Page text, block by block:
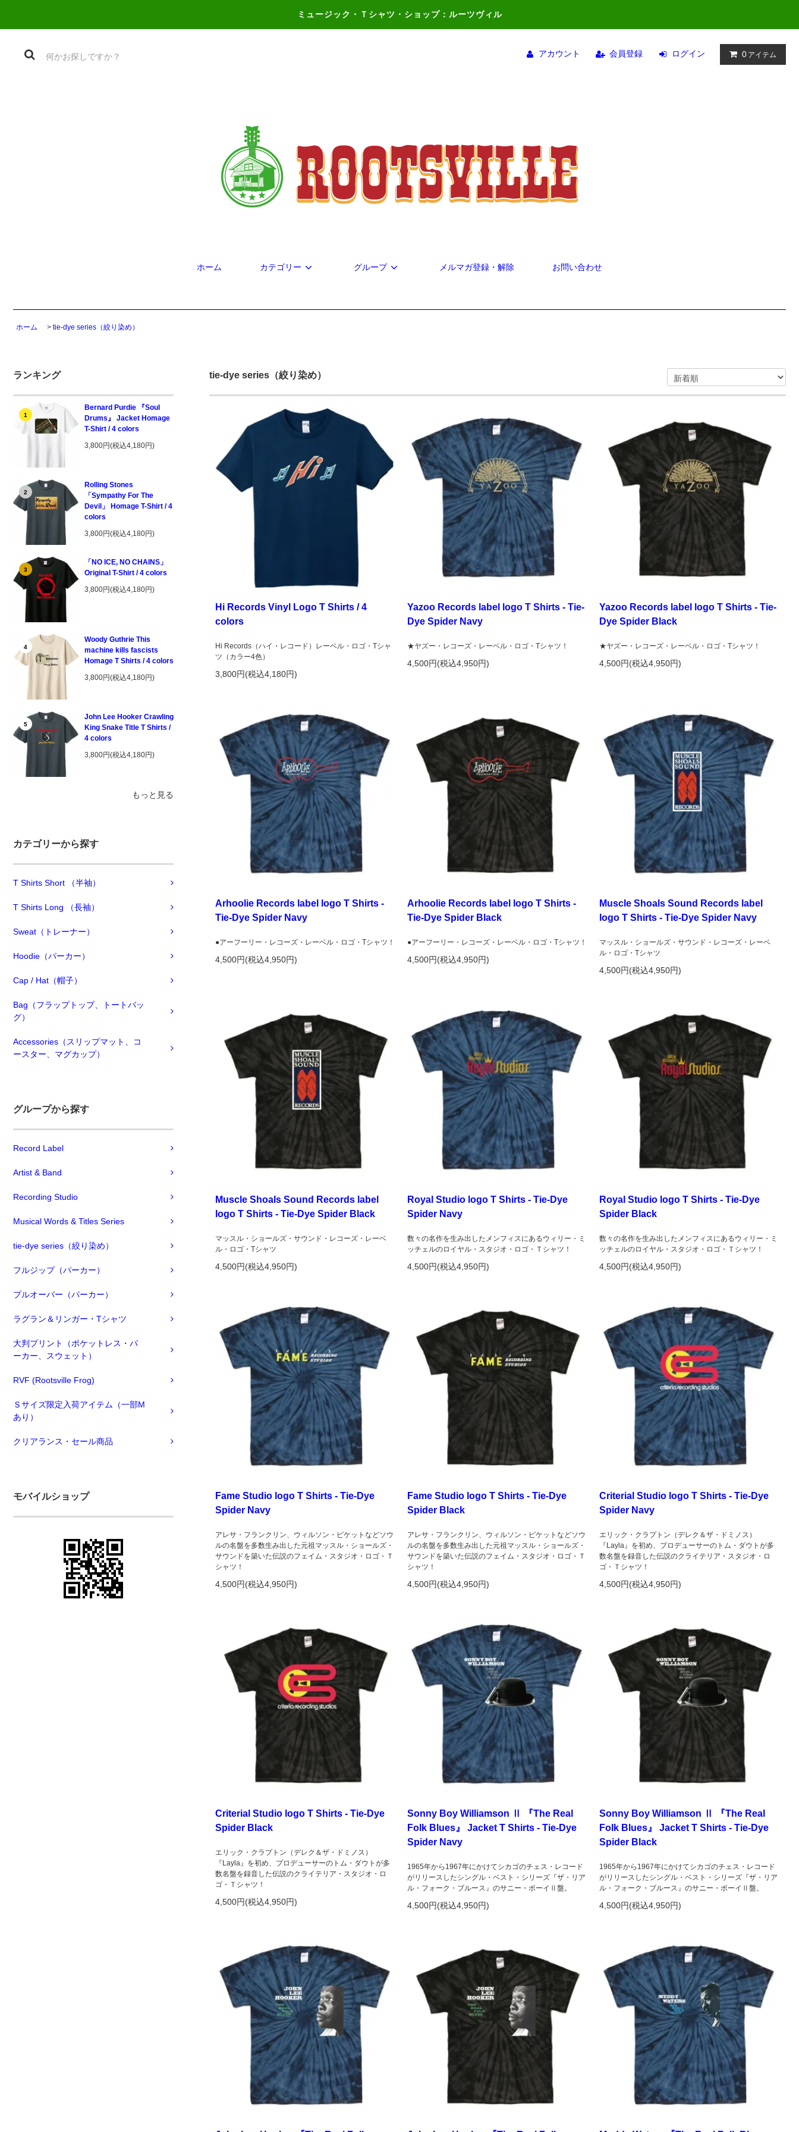
ミュージック・Ｔシャツ・ショップ：ルーツヴィル
アカウント 会員登録 ログイン 0 アイテム
ホーム カテゴリー グループ メルマガ登録・解除 お問い合わせ
ホーム > tie-dye series（絞り染め）
ランキング
1
Bernard Purdie 『Soul
Drums』 Jacket Homage
T-Shirt / 4 colors
3,800円(税込4,180円)
2
Rolling Stones
「Sympathy For The
Devil」 Homage T-Shirt / 4
colors
3,800円(税込4,180円)
3
「NO ICE, NO CHAINS」
Original T-Shirt / 4 colors
3,800円(税込4,180円)
4
Woody Guthrie This
machine kills fascists
Homage T Shirts / 4 colors
3,800円(税込4,180円)
5
John Lee Hooker Crawling
King Snake Title T Shirts /
4 colors
3,800円(税込4,180円)
もっと見る
カテゴリーから探す
T Shirts Short （半袖）
T Shirts Long （長袖）
Sweat（トレーナー）
Hoodie（パーカー）
Cap / Hat（帽子）
Bag（フラップトップ、トートバッ
グ）
Accessories（スリップマット、コ
ースター、マグカップ）
グループから探す
Record Label
Artist & Band
Recording Studio
Musical Words & Titles Series
tie-dye series（絞り染め）
フルジップ（パーカー）
プルオーバー（パーカー）
ラグラン＆リンガー・Tシャツ
大判プリント（ポケットレス・パ
ーカー、スウェット）
RVF (Rootsville Frog)
Ｓサイズ限定入荷アイテム（一部M
あり）
クリアランス・セール商品
モバイルショップ
tie-dye series（絞り染め）
Hi Records Vinyl Logo T Shirts / 4
colors
Hi Records（ハイ・レコード）レーベル・ロゴ・Tシャ
ツ（カラー4色）
3,800円(税込4,180円)
Yazoo Records label logo T Shirts - Tie-
Dye Spider Navy
★ヤズー・レコーズ・レーベル・ロゴ・Tシャツ！
4,500円(税込4,950円)
Yazoo Records label logo T Shirts - Tie-
Dye Spider Black
★ヤズー・レコーズ・レーベル・ロゴ・Tシャツ！
4,500円(税込4,950円)
Arhoolie Records label logo T Shirts -
Tie-Dye Spider Navy
●アーフーリー・レコーズ・レーベル・ロゴ・Tシャツ！
4,500円(税込4,950円)
Arhoolie Records label logo T Shirts -
Tie-Dye Spider Black
●アーフーリー・レコーズ・レーベル・ロゴ・Tシャツ！
4,500円(税込4,950円)
Muscle Shoals Sound Records label
logo T Shirts - Tie-Dye Spider Navy
マッスル・ショールズ・サウンド・レコーズ・レーベ
ル・ロゴ・Tシャツ
4,500円(税込4,950円)
Muscle Shoals Sound Records label
logo T Shirts - Tie-Dye Spider Black
マッスル・ショールズ・サウンド・レコーズ・レーベ
ル・ロゴ・Tシャツ
4,500円(税込4,950円)
Royal Studio logo T Shirts - Tie-Dye
Spider Navy
数々の名作を生み出したメンフィスにあるウィリー・ミ
ッチェルのロイヤル・スタジオ・ロゴ・Ｔシャツ！
4,500円(税込4,950円)
Royal Studio logo T Shirts - Tie-Dye
Spider Black
数々の名作を生み出したメンフィスにあるウィリー・ミ
ッチェルのロイヤル・スタジオ・ロゴ・Ｔシャツ！
4,500円(税込4,950円)
Fame Studio logo T Shirts - Tie-Dye
Spider Navy
アレサ・フランクリン、ウィルソン・ピケットなどソウ
ルの名盤を多数生み出した元祖マッスル・ショールズ・
サウンドを築いた伝説のフェイム・スタジオ・ロゴ・Ｔ
シャツ！
4,500円(税込4,950円)
Fame Studio logo T Shirts - Tie-Dye
Spider Black
アレサ・フランクリン、ウィルソン・ピケットなどソウ
ルの名盤を多数生み出した元祖マッスル・ショールズ・
サウンドを築いた伝説のフェイム・スタジオ・ロゴ・Ｔ
シャツ！
4,500円(税込4,950円)
Criterial Studio logo T Shirts - Tie-Dye
Spider Navy
エリック・クラプトン（デレク＆ザ・ドミノス）
『Layla』を初め、プロデューサーのトム・ダウトが多
数名盤を録音した伝説のクライテリア・スタジオ・ロ
ゴ・Ｔシャツ！
4,500円(税込4,950円)
Criterial Studio logo T Shirts - Tie-Dye
Spider Black
エリック・クラプトン（デレク＆ザ・ドミノス）
『Layla』を初め、プロデューサーのトム・ダウトが多
数名盤を録音した伝説のクライテリア・スタジオ・ロ
ゴ・Ｔシャツ！
4,500円(税込4,950円)
Sonny Boy Williamson Ⅱ 『The Real
Folk Blues』 Jacket T Shirts - Tie-Dye
Spider Navy
1965年から1967年にかけてシカゴのチェス・レコード
がリリースしたシングル・ベスト・シリーズ『ザ・リア
ル・フォーク・ブルース』のサニー・ボーイⅡ盤。
4,500円(税込4,950円)
Sonny Boy Williamson Ⅱ 『The Real
Folk Blues』 Jacket T Shirts - Tie-Dye
Spider Black
1965年から1967年にかけてシカゴのチェス・レコード
がリリースしたシングル・ベスト・シリーズ『ザ・リア
ル・フォーク・ブルース』のサニー・ボーイⅡ盤。
4,500円(税込4,950円)